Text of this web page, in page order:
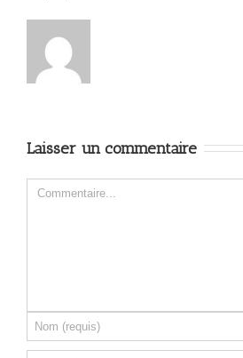
Laisser un commentaire